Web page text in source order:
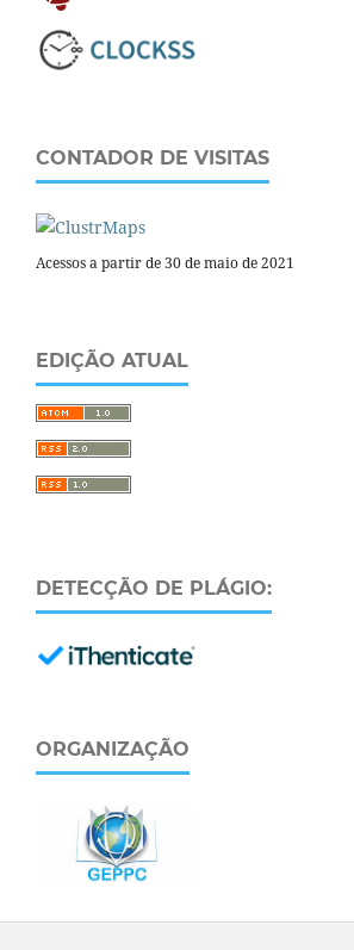
CONTADOR DE VISITAS
Acessos a partir de 30 de maio de 2021
EDIÇÃO ATUAL
DETECÇÃO DE PLÁGIO:
ORGANIZAÇÃO